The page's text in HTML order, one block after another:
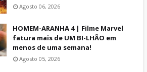
Agosto 06, 2026
HOMEM-ARANHA 4 | Filme Marvel
fatura mais de UM BI-LHÃO em
menos de uma semana!
Agosto 05, 2026